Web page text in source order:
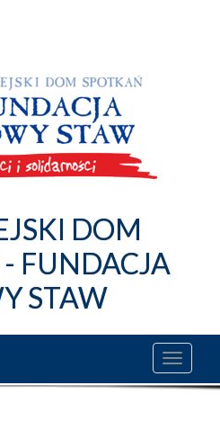
DOM
FUNDACJA
STAW